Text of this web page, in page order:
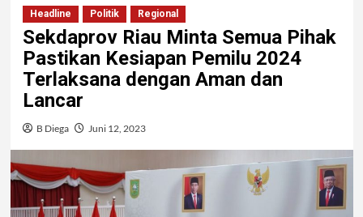
Headline Politik Regional
Sekdaprov Riau Minta Semua Pihak
Pastikan Kesiapan Pemilu 2024
Terlaksana dengan Aman dan
Lancar
B Diega Juni 12, 2023